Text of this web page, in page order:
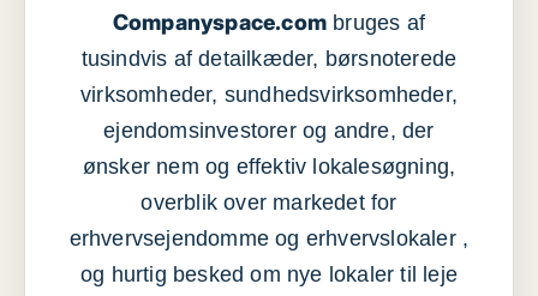
Companyspace.com bruges af
tusindvis af detailkæder, børsnoterede
virksomheder, sundhedsvirksomheder,
ejendomsinvestorer og andre, der
ønsker nem og effektiv lokalesøgning,
overblik over markedet for
erhvervsejendomme og erhvervslokaler ,
og hurtig besked om nye lokaler til leje